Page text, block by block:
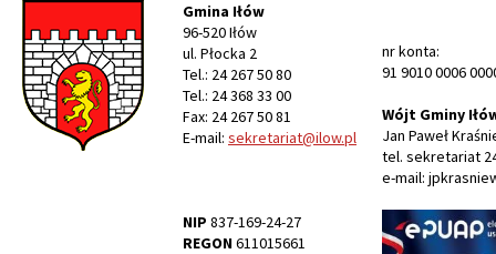
Gmina Iłów
96-520 Iłów
ul. Płocka 2
Tel.: 24 267 50 80
Tel.: 24 368 33 00
Fax: 24 267 50 81
E-mail: sekretariat@ilow.pl
NIP 837-169-24-27
REGON611015661
nr konta:
91 9010 0006
Wójt Gminy
Jan Paweł
tel. sekretariat
e-mail: